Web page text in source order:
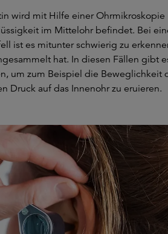
wird mit Hilfe einer Ohrmikroskopie
im Mittelohr befindet. Bei
ist es mitunter schwierig zu
hat. In diesen Fällen gibt
um zum Beispiel die Beweglichkeit
Druck auf das Innenohr zu eruieren.